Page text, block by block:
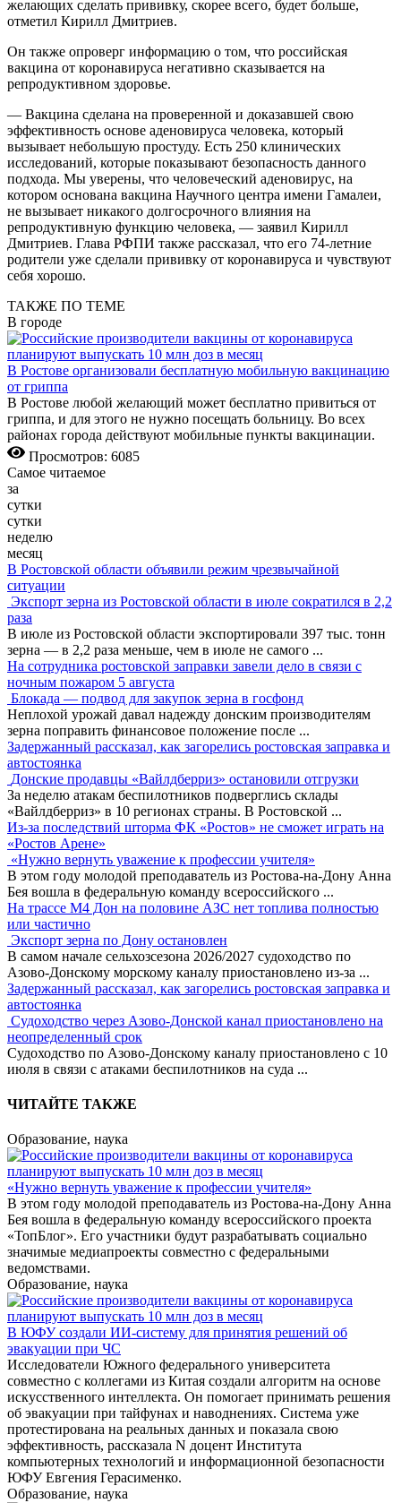
желающих сделать прививку, скорее всего, будет больше,
отметил Кирилл Дмитриев.
Он также опроверг информацию о том, что российская
вакцина от коронавируса негативно сказывается на
репродуктивном здоровье.
— Вакцина сделана на проверенной и доказавшей свою
эффективность основе аденовируса человека, который
вызывает небольшую простуду. Есть 250 клинических
исследований, которые показывают безопасность данного
подхода. Мы уверены, что человеческий аденовирус, на
котором основана вакцина Научного центра имени Гамалеи,
не вызывает никакого долгосрочного влияния на
репродуктивную функцию человека, — заявил Кирилл
Дмитриев. Глава РФПИ также рассказал, что его 74-летние
родители уже сделали прививку от коронавируса и чувствуют
себя хорошо.
ТАКЖЕ ПО ТЕМЕ
В городе
В Ростове организовали бесплатную мобильную вакцинацию
от гриппа
В Ростове любой желающий может бесплатно привиться от
гриппа, и для этого не нужно посещать больницу. Во всех
районах города действуют мобильные пункты вакцинации.
Просмотров: 6085
Самое читаемое
за
сутки
сутки
неделю
месяц
В Ростовской области объявили режим чрезвычайной
ситуации
Экспорт зерна из Ростовской области в июле сократился в 2,2
раза
В июле из Ростовской области экспортировали 397 тыс. тонн
зерна — в 2,2 раза меньше, чем в июле не самого ...
На сотрудника ростовской заправки завели дело в связи с
ночным пожаром 5 августа
Блокада — подвод для закупок зерна в госфонд
Неплохой урожай давал надежду донским производителям
зерна поправить финансовое положение после ...
Задержанный рассказал, как загорелись ростовская заправка и
автостоянка
Донские продавцы «Вайлдберриз» остановили отгрузки
За неделю атакам беспилотников подверглись склады
«Вайлдберриз» в 10 регионах страны. В Ростовской ...
Из-за последствий шторма ФК «Ростов» не сможет играть на
«Ростов Арене»
«Нужно вернуть уважение к профессии учителя»
В этом году молодой преподаватель из Ростова-на-Дону Анна
Бея вошла в федеральную команду всероссийского ...
На трассе М4 Дон на половине АЗС нет топлива полностью
или частично
Экспорт зерна по Дону остановлен
В самом начале сельхозсезона 2026/2027 судоходство по
Азово-Донскому морскому каналу приостановлено из-за ...
Задержанный рассказал, как загорелись ростовская заправка и
автостоянка
Судоходство через Азово-Донской канал приостановлено на
неопределенный срок
Судоходство по Азово-Донскому каналу приостановлено с 10
июля в связи с атаками беспилотников на суда ...
ЧИТАЙТЕ ТАКЖЕ
Образование, наука
«Нужно вернуть уважение к профессии учителя»
В этом году молодой преподаватель из Ростова-на-Дону Анна
Бея вошла в федеральную команду всероссийского проекта
«ТопБлог». Его участники будут разрабатывать социально
значимые медиапроекты совместно с федеральными
ведомствами.
Образование, наука
В ЮФУ создали ИИ-систему для принятия решений об
эвакуации при ЧС
Исследователи Южного федерального университета
совместно с коллегами из Китая создали алгоритм на основе
искусственного интеллекта. Он помогает принимать решения
об эвакуации при тайфунах и наводнениях. Система уже
протестирована на реальных данных и показала свою
эффективность, рассказала N доцент Института
компьютерных технологий и информационной безопасности
ЮФУ Евгения Герасименко.
Образование, наука